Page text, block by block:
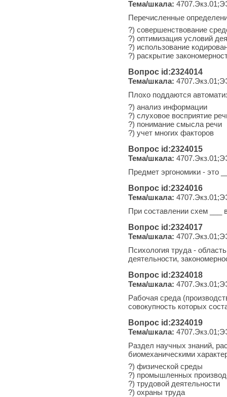
Тема/шкала:
Перечисленные
?) совершенствование
?) оптимизация условий
?) использование
?) раскрытие
Вопрос id:2324014
Тема/шкала:
Плохо поддаются
?) анализ информации
?) слуховое восприятие
?) понимание смысла речи
?) учет многих факторов
Вопрос id:2324015
Тема/шкала:
Предмет эргономики - это
Вопрос id:2324016
Тема/шкала:
При составлении схем ___
Вопрос id:2324017
Тема/шкала:
Психология труда -
деятельности,
Вопрос id:2324018
Тема/шкала:
Рабочая среда
совокупность которых
Вопрос id:2324019
Тема/шкала:
Раздел научных знаний,
биомеханическими
?) физической среды
?) промышленных
?) трудовой деятельности
?) охраны труда